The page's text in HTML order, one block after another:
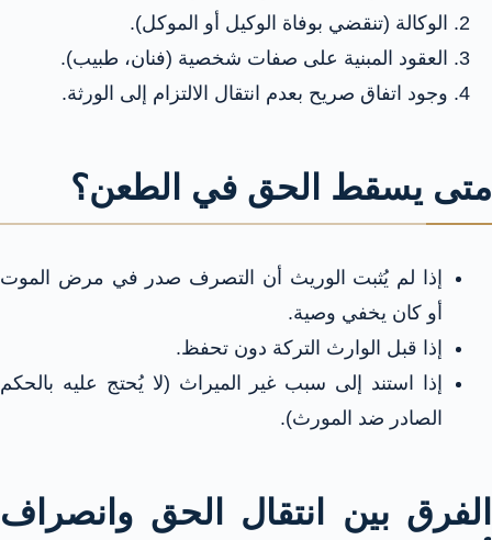
الوكالة (تنقضي بوفاة الوكيل أو الموكل).
العقود المبنية على صفات شخصية (فنان، طبيب).
وجود اتفاق صريح بعدم انتقال الالتزام إلى الورثة.
متى يسقط الحق في الطعن؟
إذا لم يُثبت الوريث أن التصرف صدر في مرض الموت
أو كان يخفي وصية.
إذا قبل الوارث التركة دون تحفظ.
إذا استند إلى سبب غير الميراث (لا يُحتج عليه بالحكم
الصادر ضد المورث).
الفرق بين انتقال الحق وانصراف